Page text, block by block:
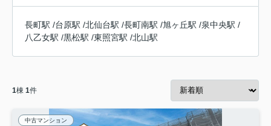
長町駅 /台原駅 /北仙台駅 /長町南駅 /旭ヶ丘駅 /泉中央駅 /
八乙女駅 /黒松駅 /東照宮駅 /北山駅
1棟 1件
中古マンション